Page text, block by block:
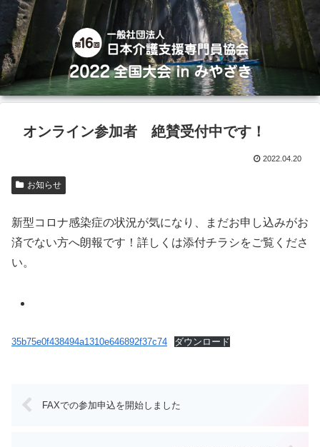
オンライン参加者 絶賛受付中です！
2022.04.20
お知らせ
新型コロナ感染症の状況が気になり、まだお申し込みがお
済でない方へ朗報です！詳しくは添付チラシをご覧くださ
い。
35b75e0f438494a1310e646892f37c74 ダウンロード
FAXでの参加申込を開始しました